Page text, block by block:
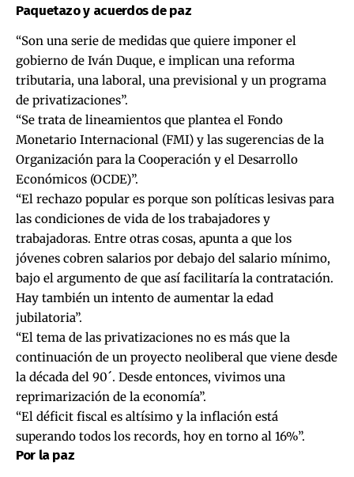
Paquetazo y acuerdos de paz
“Son una serie de medidas que quiere imponer el
gobierno de Iván Duque, e implican una reforma
tributaria, una laboral, una previsional y un programa
de privatizaciones”.
“Se trata de lineamientos que plantea el Fondo
Monetario Internacional (FMI) y las sugerencias de la
Organización para la Cooperación y el Desarrollo
Económicos (OCDE)”.
“El rechazo popular es porque son políticas lesivas para
las condiciones de vida de los trabajadores y
trabajadoras. Entre otras cosas, apunta a que los
jóvenes cobren salarios por debajo del salario mínimo,
bajo el argumento de que así facilitaría la contratación.
Hay también un intento de aumentar la edad
jubilatoria”.
“El tema de las privatizaciones no es más que la
continuación de un proyecto neoliberal que viene desde
la década del 90´. Desde entonces, vivimos una
reprimarización de la economía”.
“El déficit fiscal es altísimo y la inflación está
superando todos los records, hoy en torno al 16%”.
Por la paz